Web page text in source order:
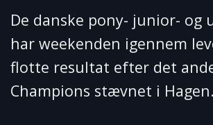
De danske pony- junior- og
har weekenden igennem
flotte resultat efter det
Champions stævnet i Hagen.